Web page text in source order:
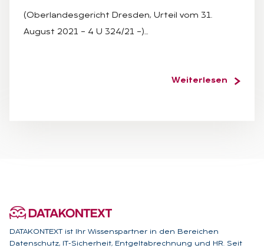
(Oberlandesgericht Dresden, Urteil vom 31.
August 2021 – 4 U 324/21 –)…
Weiterlesen
DATAKONTEXT ist Ihr Wissenspartner in den Bereichen
Datenschutz, IT-Sicherheit, Entgeltabrechnung und HR. Seit